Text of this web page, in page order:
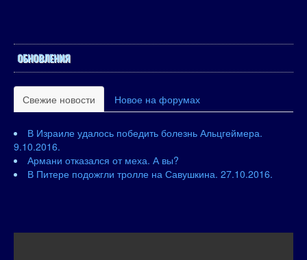
ОБНОВЛЕНИЯ
Свежие новости Новое на форумах
В Израиле удалось победить болезнь Альцгеймера.
9.10.2016.
Армани отказался от меха. А вы?
В Питере подожгли тролле на Савушкина. 27.10.2016.